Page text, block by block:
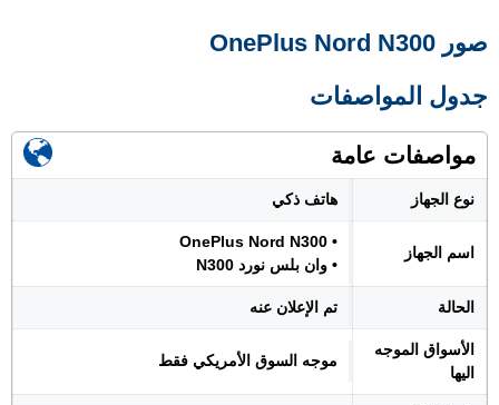
صور OnePlus Nord N300
جدول المواصفات
مواصفات عامة
نوع الجهاز هاتف ذكي
اسم الجهاز
• OnePlus Nord N300
• وان بلس نورد N300
الحالة تم الإعلان عنه
الأسواق الموجه
اليها
موجه السوق الأمريكي فقط